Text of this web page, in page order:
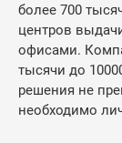
более 700
центров
офисами.
тысячи до
решения не
необходимо